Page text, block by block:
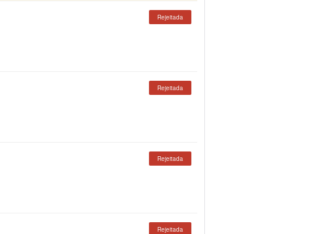
Rejeitada
Rejeitada
Rejeitada
Rejeitada